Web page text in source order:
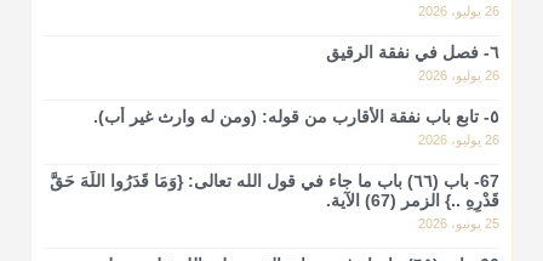
26 يوليو، 2026
٦- فصل في نفقة الرقيق
26 يوليو، 2026
٥- تابع باب نفقة الأقارب من قوله: (ومن له وارث غير أب).
26 يوليو، 2026
67- باب (٦٦) باب ما جاء في قول الله تعالى: {وَمَا قَدَرُوا اللَّهَ حَقَّ
قَدْرِهِ ..} الزمر (67) الآية.
25 يونيو، 2026